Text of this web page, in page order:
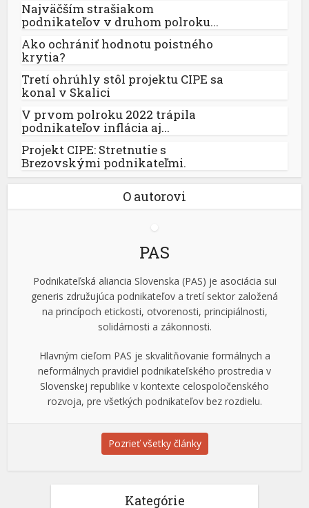
Najväčším strašiakom
podnikateľov v druhom polroku...
Ako ochrániť hodnotu poistného
krytia?
Tretí ohrúhly stôl projektu CIPE sa
konal v Skalici
V prvom polroku 2022 trápila
podnikateľov inflácia aj...
Projekt CIPE: Stretnutie s
Brezovskými podnikateľmi.
O autorovi
PAS
Podnikateľská aliancia Slovenska (PAS) je asociácia sui
generis združujúca podnikateľov a tretí sektor založená
na princípoch etickosti, otvorenosti, principiálnosti,
solidárnosti a zákonnosti.
Hlavným cieľom PAS je skvalitňovanie formálnych a
neformálnych pravidiel podnikateľského prostredia v
Slovenskej republike v kontexte celospoločenského
rozvoja, pre všetkých podnikateľov bez rozdielu.
Pozrieť všetky články
Kategórie